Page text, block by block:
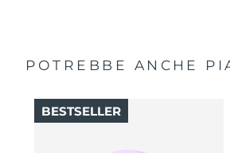
POTREBBE ANCHE
BESTSELLER